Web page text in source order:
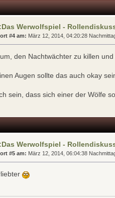
Werwolfspiel -
#4 am: März 12, 2014, 04:20:28
den Nachtwächter zu killen
Augen sollte das auch okay
sein, dass sich einer der Wölfe
Werwolfspiel -
#5 am: März 12, 2014, 06:04:38